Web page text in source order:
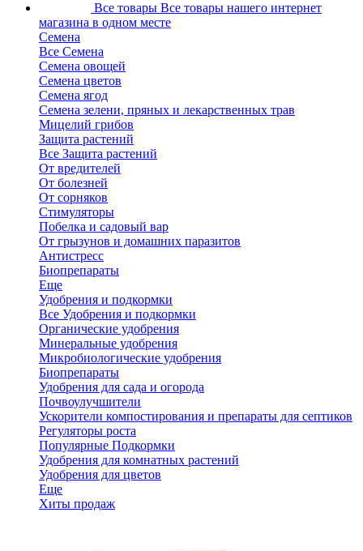
Все товары Все товары нашего интернет
магазина в одном месте
Семена
Все Семена
Семена овощей
Семена цветов
Семена ягод
Семена зелени, пряных и лекарственных трав
Мицелий грибов
Защита растений
Все Защита растений
От вредителей
От болезней
От сорняков
Стимуляторы
Побелка и садовый вар
От грызунов и домашних паразитов
Антистресс
Биопрепараты
Еще
Удобрения и подкормки
Все Удобрения и подкормки
Органические удобрения
Минеральные удобрения
Микробиологические удобрения
Биопрепараты
Удобрения для сада и огорода
Почвоулучшители
Ускорители компостирования и препараты для септиков
Регуляторы роста
Популярные Подкормки
Удобрения для комнатных растений
Удобрения для цветов
Еще
Хиты продаж